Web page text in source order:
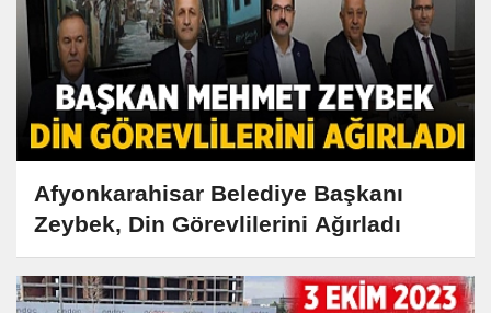
Afyonkarahisar Belediye Başkanı
Zeybek, Din Görevlilerini Ağırladı